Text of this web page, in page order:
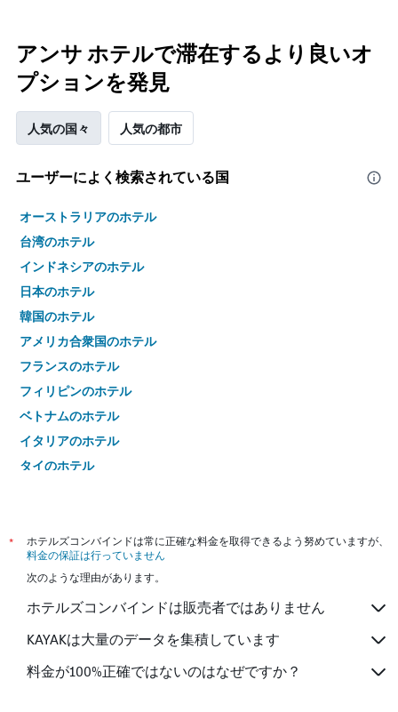
アンサ ホテルで滞在するより良いオ
プションを発見
人気の国々 人気の都市
ユーザーによく検索されている国
オーストラリアのホテル
台湾のホテル
インドネシアのホテル
日本のホテル
韓国のホテル
アメリカ合衆国のホテル
フランスのホテル
フィリピンのホテル
ベトナムのホテル
イタリアのホテル
タイのホテル
*
ホテルズコンバインドは常に正確な料金を取得できるよう努めていますが、
料金の保証は行っていません
次のような理由があります。
ホテルズコンバインドは販売者ではありません
KAYAKは大量のデータを集積しています
料金が100%正確ではないのはなぜですか？